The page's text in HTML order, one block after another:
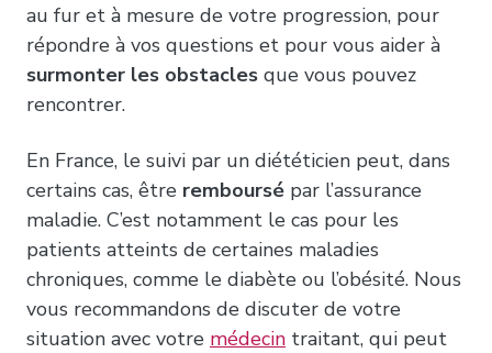
au fur et à mesure de votre progression, pour
répondre à vos questions et pour vous aider à
surmonter les obstacles que vous pouvez
rencontrer.
En France, le suivi par un diététicien peut, dans
certains cas, être remboursé par l’assurance
maladie. C’est notamment le cas pour les
patients atteints de certaines maladies
chroniques, comme le diabète ou l’obésité. Nous
vous recommandons de discuter de votre
situation avec votre médecin traitant, qui peut